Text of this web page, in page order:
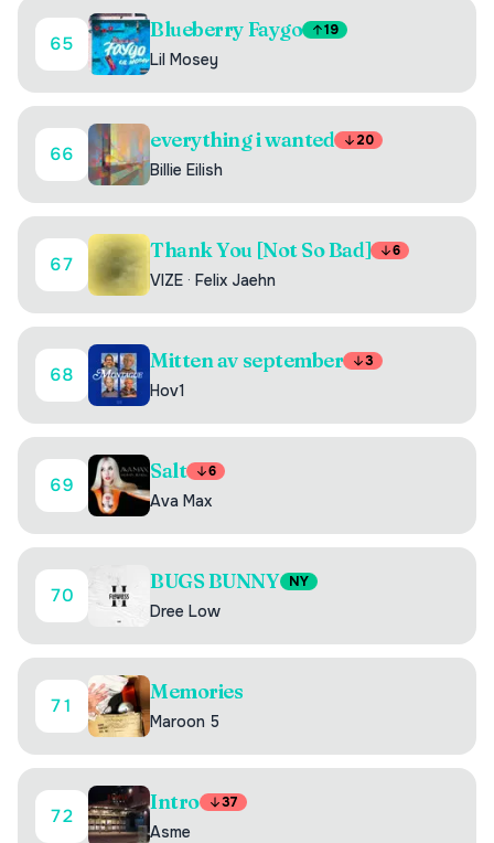
65
Blueberry Faygo 19
Lil Mosey
66
everything i wanted 20
Billie Eilish
67
Thank You [Not So Bad] 6
VIZE · Felix Jaehn
68
Mitten av september 3
Hov1
69
Salt 6
Ava Max
70
BUGS BUNNY NY
Dree Low
71
Memories
Maroon 5
72
Intro 37
Asme